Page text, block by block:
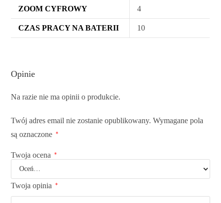
ZOOM CYFROWY 4
CZAS PRACY NA BATERII 10
Opinie
Na razie nie ma opinii o produkcie.
Twój adres email nie zostanie opublikowany. Wymagane pola
są oznaczone
*
Twoja ocena *
Twoja opinia *